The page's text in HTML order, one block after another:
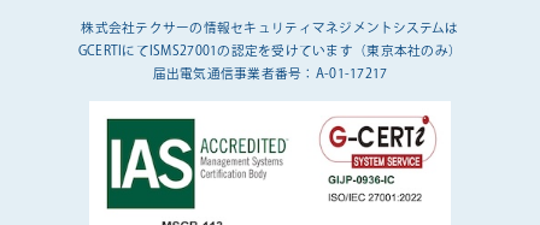
株式会社テクサーの情報セキュリティマネジメントシステムは
GCERTIにてISMS27001の認定を受けています（東京本社のみ）
届出電気通信事業者番号：A-01-17217